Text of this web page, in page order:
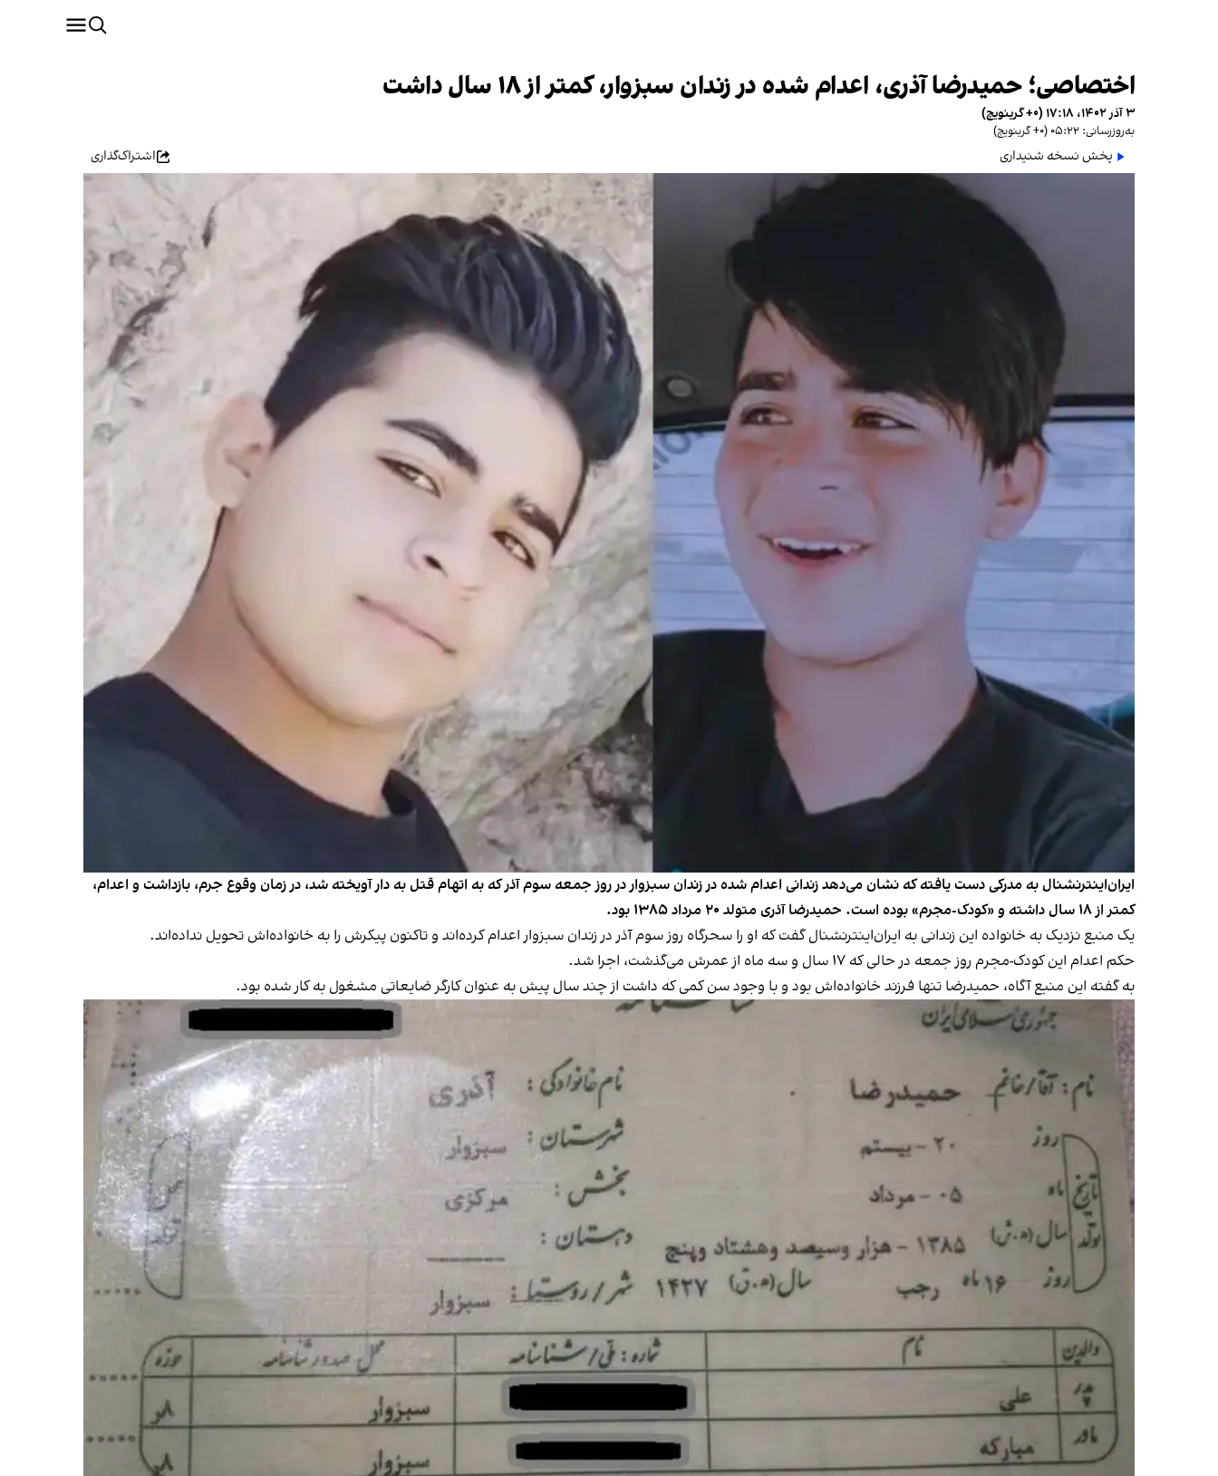
اختصاصی؛ حمیدرضا آذری، اعدام شده در زندان سبزوار، کمتر از ۱۸ سال داشت
۳ آذر ۱۴۰۲، ۱۷:۱۸ (‎+۰ گرینویچ)
به‌روزرسانی: ۰۵:۲۲ (‎+۰ گرینویچ)
پخش نسخه شنیداری اشتراک‌گذاری
ایران‌اینترنشنال به مدرکی دست یافته که نشان می‌دهد زندانی اعدام شده در زندان سبزوار در روز جمعه سوم آذر که به اتهام قتل به دار آویخته شد، در زمان وقوع جرم، بازداشت و اعدام،
کمتر از ۱۸ سال داشته و «کودک‌-مجرم» بوده است. حمیدرضا آذری متولد ۲۰ مرداد ۱۳۸۵ بود.
یک منبع نزدیک به خانواده این زندانی به ایران‌اینترنشنال گفت که او را سحرگاه روز سوم آذر در زندان سبزوار اعدام کرده‌اند و تاکنون پیکرش را به خانواده‌اش تحویل نداده‌اند.
حکم اعدام این کودک‌-مجرم روز جمعه در حالی‌ که ۱۷ سال و سه ماه از عمرش می‌گذشت، اجرا شد.
به گفته این منبع آگاه، حمیدرضا تنها فرزند خانواده‌اش بود و با وجود سن کمی که داشت از چند سال پیش به عنوان کارگر ضایعاتی مشغول به کار شده بود.